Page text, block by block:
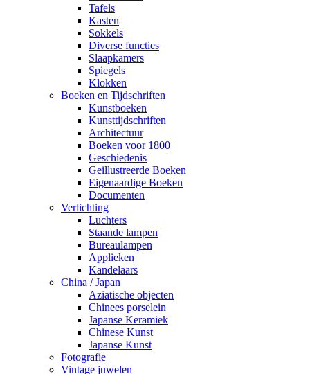
Tafels
Kasten
Sokkels
Diverse functies
Slaapkamers
Spiegels
Klokken
Boeken en Tijdschriften
Kunstboeken
Kunsttijdschriften
Architectuur
Boeken voor 1800
Geschiedenis
Geillustreerde Boeken
Eigenaardige Boeken
Documenten
Verlichting
Luchters
Staande lampen
Bureaulampen
Applieken
Kandelaars
China / Japan
Aziatische objecten
Chinees porselein
Japanse Keramiek
Chinese Kunst
Japanse Kunst
Fotografie
Vintage juwelen